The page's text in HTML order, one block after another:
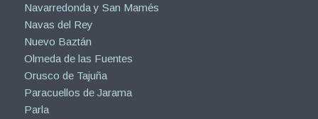
Navarredonda y San Mamés
Navas del Rey
Nuevo Baztán
Olmeda de las Fuentes
Orusco de Tajuña
Paracuellos de Jarama
Parla